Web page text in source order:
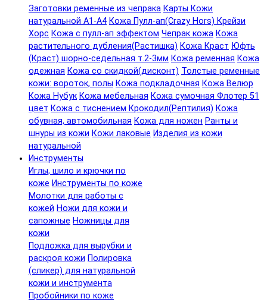
Заготовки ременные из чепрака Карты Кожи
натуральной А1-А4 Кожа Пулл-ап(Crazy Hors) Крейзи
Хорс Кожа с пулл-ап эффектом Чепрак кожа Кожа
растительного дубления(Растишка) Кожа Краст Юфть
(Краст) шорно-седельная т.2-3мм Кожа ременная Кожа
одежная Кожа со скидкой(дисконт) Толстые ременные
кожи: вороток, полы Кожа подкладочная Кожа Велюр
Кожа Нубук Кожа мебельная Кожа сумочная Флотер 51
цвет Кожа с тиснением Крокодил(Рептилия) Кожа
обувная, автомобильная Кожа для ножен Ранты и
шнуры из кожи Кожи лаковые Изделия из кожи
натуральной
Инструменты
Иглы, шило и крючки по
коже Инструменты по коже
Молотки для работы с
кожей Ножи для кожи и
сапожные Ножницы для
кожи
Подложка для вырубки и
раскроя кожи Полировка
(сликер) для натуральной
кожи и инструмента
Пробойники по коже